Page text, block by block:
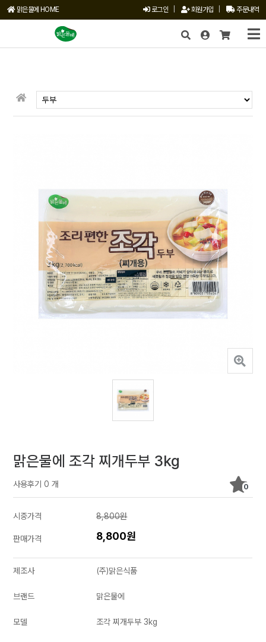
맑은물에 HOME 로그인| 회원가입 주문내역
맑은물에 조각 찌개두부 3kg
사용후기 0 개 0
시중가격 8,800원
판매가격 8,800원
제조사 (주)맑은식품
브랜드 맑은물에
모델 조각 찌개두부 3kg